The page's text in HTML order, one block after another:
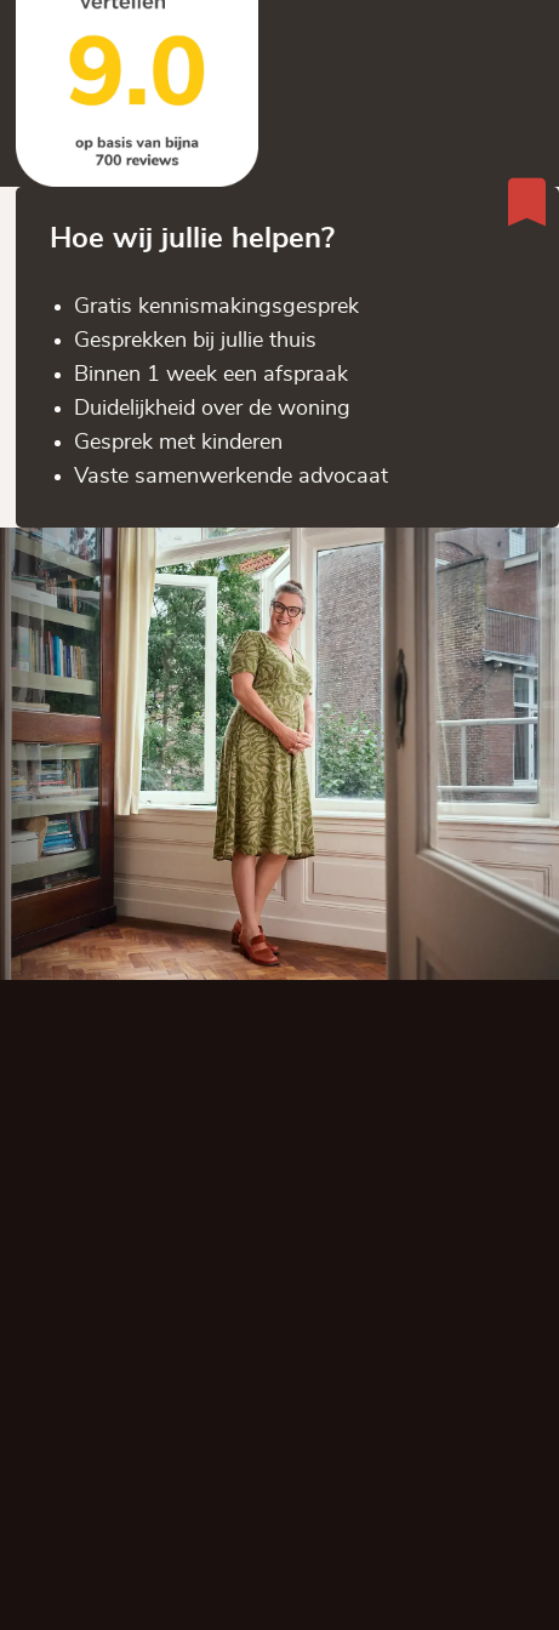
Hoe wij jullie helpen?
Gratis kennis­makingsgesprek
Gesprekken bij jullie thuis
Binnen 1 week een afspraak
Duidelijkheid over de woning
Gesprek met kinderen
Vaste samenwerkende advocaat